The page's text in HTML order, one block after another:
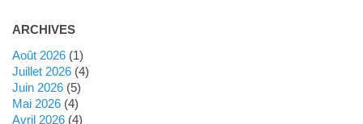
ARCHIVES
août 2026(1)
juillet 2026(4)
juin 2026(5)
mai 2026(4)
avril 2026(4)